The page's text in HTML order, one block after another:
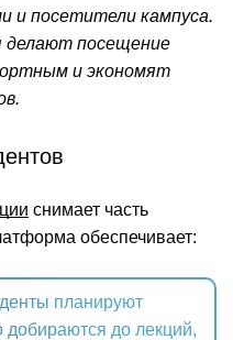
и посетители кампуса.
посещение
и экономят
снимает часть
обеспечивает:
планируют
до лекций,